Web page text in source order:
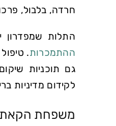
חרדה, בלבול,
התלות שמפדרון
ההתמכרות.
גם תוכניות
לקידום מדיניות
משפחת